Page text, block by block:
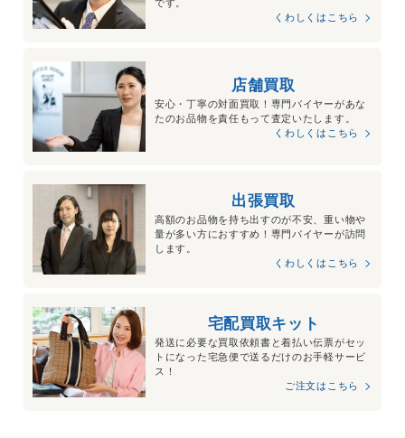
くわしくはこちら
店舗買取
安心・丁寧の対面買取！専門バイヤーがあな
たのお品物を責任もって査定いたします。
くわしくはこちら
出張買取
高額のお品物を持ち出すのが不安、重い物や
量が多い方におすすめ！専門バイヤーが訪問
します。
くわしくはこちら
宅配買取キット
発送に必要な買取依頼書と着払い伝票がセッ
トになった宅急便で送るだけのお手軽サービ
ス！
ご注文はこちら